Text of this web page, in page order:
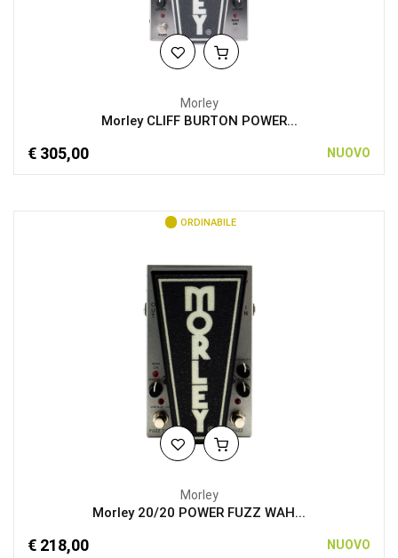
Morley
Morley CLIFF BURTON POWER...
€ 305,00 NUOVO
ORDINABILE
Morley
Morley 20/20 POWER FUZZ WAH...
€ 218,00 NUOVO